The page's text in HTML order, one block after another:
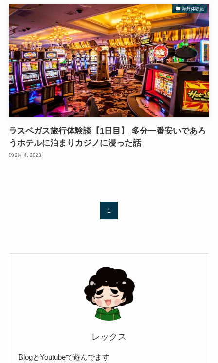
海外体験記
ラスベガス旅行体験談【1日目】 多分一番安いであろ
うホテルに泊まりカジノに浸った話
2月 4, 2023
1
レックス
BlogとYoutubeで遊んでます